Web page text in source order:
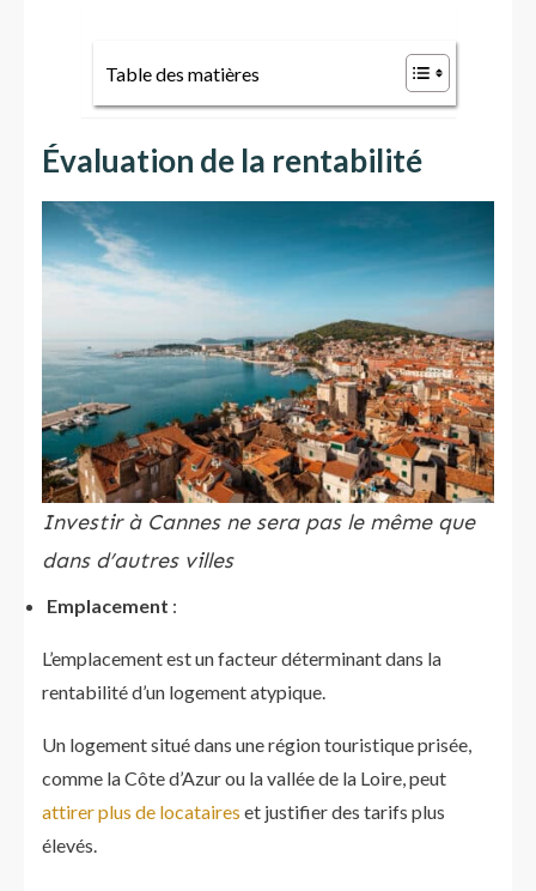
Table des matières
Évaluation de la rentabilité
Investir à Cannes ne sera pas le même que
dans d’autres villes
Emplacement :
L’emplacement est un facteur déterminant dans la
rentabilité d’un logement atypique.
Un logement situé dans une région touristique prisée,
comme la Côte d’Azur ou la vallée de la Loire, peut
attirer plus de locataires et justifier des tarifs plus
élevés.